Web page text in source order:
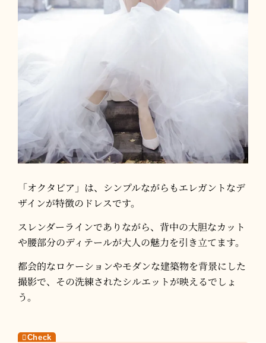
「オクタビア」は、シンプルながらもエレガントなデ
ザインが特徴のドレスです。​
スレンダーラインでありながら、背中の大胆なカット
や腰部分のディテールが大人の魅力を引き立てます。​
都会的なロケーションやモダンな建築物を背景にした
撮影で、その洗練されたシルエットが映えるでしょ
う。